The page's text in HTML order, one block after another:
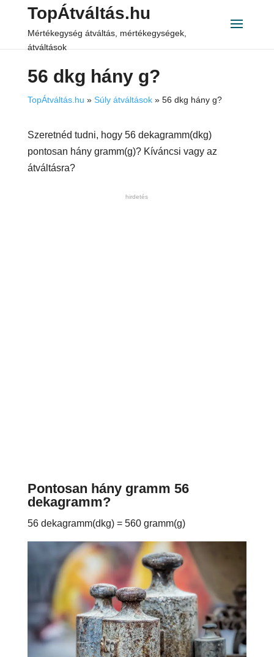
TopÁtváltás.hu
Mértékegység átváltás, mértékegységek,
átváltások
56 dkg hány g?
TopÁtváltás.hu » Súly átváltások» 56 dkg hány g?
Szeretnéd tudni, hogy 56 dekagramm(dkg)
pontosan hány gramm(g)? Kíváncsi vagy az
átváltásra?
hirdetés
Pontosan hány gramm 56
dekagramm?
56 dekagramm(dkg) = 560 gramm(g)